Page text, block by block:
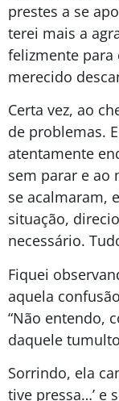
prestes a se
terei mais a
felizmente
merecido
Certa vez, ao
de problemas.
atentamente
sem parar e ao
se acalmaram,
situação,
necessário.
Fiquei
aquela
“Não entendo,
daquele
Sorrindo, ela
tive pressa…’ e